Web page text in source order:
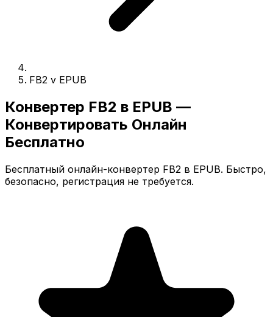
FB2 v EPUB
Конвертер FB2 в EPUB —
Конвертировать Онлайн
Бесплатно
Бесплатный онлайн-конвертер FB2 в EPUB. Быстро,
безопасно, регистрация не требуется.